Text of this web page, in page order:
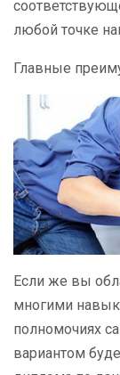
любой точке
Главные
Если же вы
многими
полномочиях
вариантом